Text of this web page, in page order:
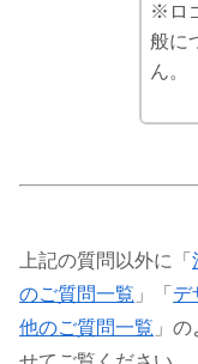
※ロ
般に
ん。
上記の質問以外に「
のご質問一覧 」「 デ
他のご質問一覧 」